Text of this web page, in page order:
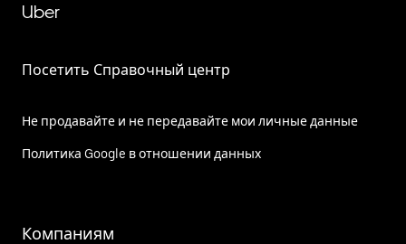
Uber
Посетить Справочный центр
Не продавайте и не передавайте мои личные данные
Политика Google в отношении данных
Компаниям